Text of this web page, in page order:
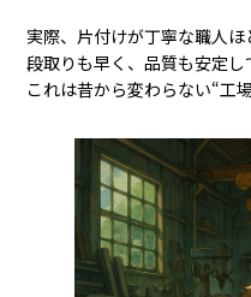
実際、片付けが丁寧な職人ほ
段取りも早く、品質も安定し
これは昔から変わらない“工